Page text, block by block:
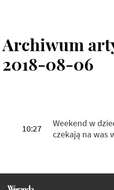
Archiwum
2018-08-06
10:27
Weekend w
czekają na was